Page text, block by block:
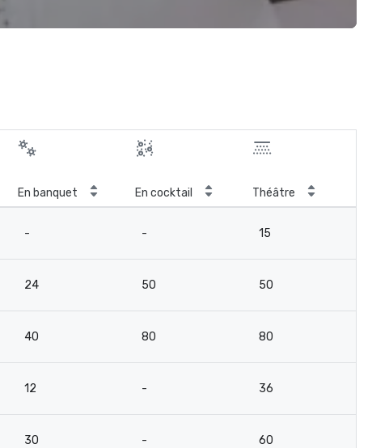
En banquet En cocktail Théâtre
- - 15
24 50 50
40 80 80
12 - 36
30 - 60